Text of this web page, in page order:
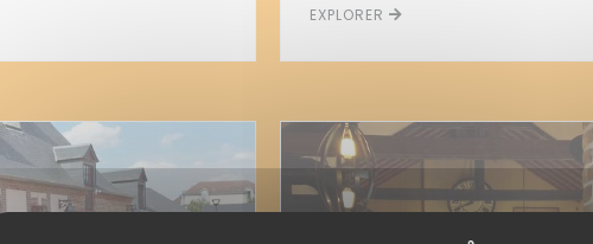
EXPLORER